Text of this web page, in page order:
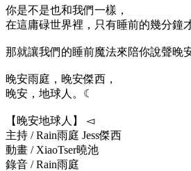
你是不是也和我們一樣，
在這庸碌世界裡，只有睡前的幾分鐘
那就讓我們的睡前魔法來陪你說聲晚
晚安雨庭，晚安傑西，
晚安，地球人。☾
【晚安地球人】 ◅
主持 / Rain雨庭 Jess傑西
動畫 / XiaoTser曉池
錄音 / Rain雨庭